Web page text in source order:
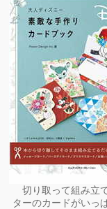
切り取って組み立
ターのカードがいっ